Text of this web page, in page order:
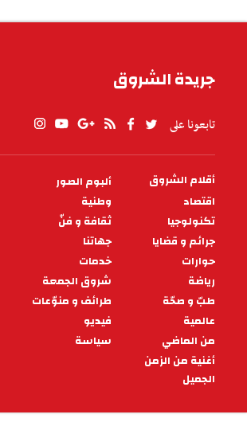
جريدة الشروق
تابعونا على
PIED
DE
PAGE
أقلام الشروق
ألبوم الصور
اقتصاد
وطنية
تكنولوجيا
ثقافة و فنّ
جرائم و قضايا
جهاتنا
حوارات
خدمات
رياضة
شروق الجمعة
طبّ و صحّة
طرائف و منوّعات
عالمية
فيديو
من الماضي
سياسة
أغنية من الزمن
الجميل